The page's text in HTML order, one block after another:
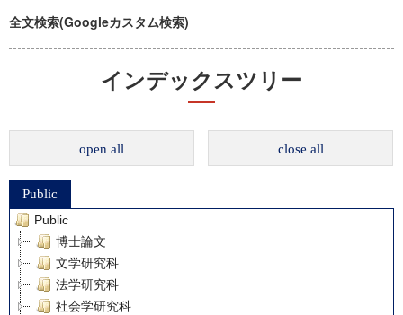
全文検索(Googleカスタム検索)
インデックスツリー
open all close all
Public
Public
博士論文
文学研究科
法学研究科
社会学研究科